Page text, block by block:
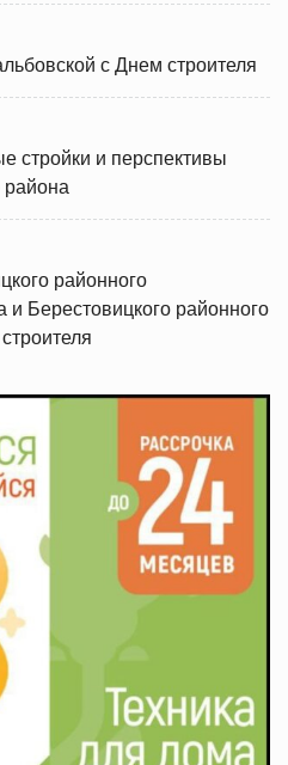
с Днем строителя
стройки и перспективы
района
районного
и Берестовицкого районного